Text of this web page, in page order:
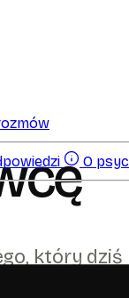
O
który